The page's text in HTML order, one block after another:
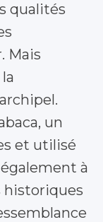
qualités
Mais
un
et utilisé
à
historiques